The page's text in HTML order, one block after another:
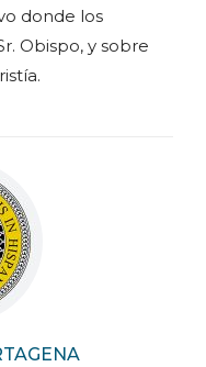
donde los
Obispo, y sobre